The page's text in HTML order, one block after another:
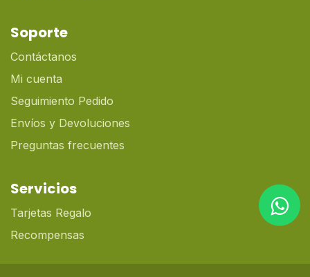
Soporte
Contáctanos
Mi cuenta
Seguimiento Pedido
Envíos y Devoluciones
Preguntas frecuentes
Servicios
Tarjetas Regalo
Recompensas